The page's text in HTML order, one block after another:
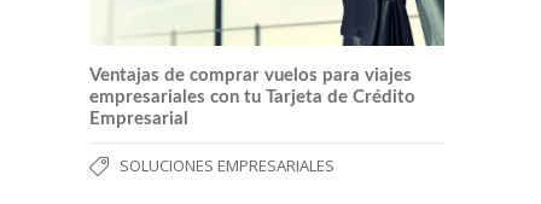
Ventajas de comprar vuelos para viajes
empresariales con tu Tarjeta de Crédito
Empresarial
SOLUCIONES EMPRESARIALES